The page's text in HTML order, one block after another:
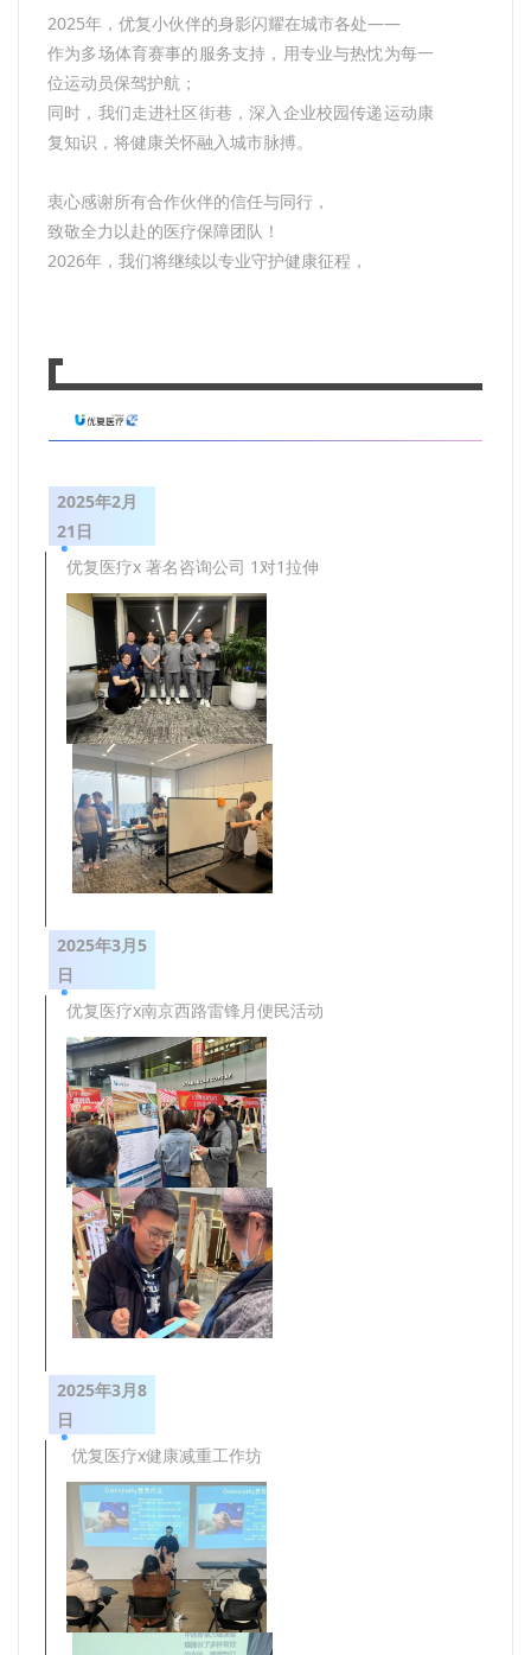
2025年，优复小伙伴的身影闪耀在城市各处——
作为多场体育赛事的服务支持，用专业与热忱为每一
位运动员保驾护航；
同时，我们走进社区街巷，深入企业校园传递运动康
复知识，将健康关怀融入城市脉搏。
衷心感谢所有合作伙伴的信任与同行，
致敬全力以赴的医疗保障团队！
2026年，我们将继续以专业守护健康征程，
2025年2月
21日
优复医疗x 著名咨询公司 1对1拉伸
2025年3月5
日
优复医疗x南京西路雷锋月便民活动
2025年3月8
日
优复医疗x健康减重工作坊